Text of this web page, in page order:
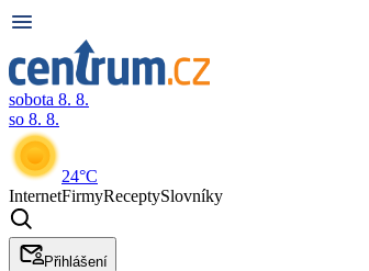
sobota 8. 8.
so 8. 8.
24°C
InternetFirmyReceptySlovníky
Přihlášení